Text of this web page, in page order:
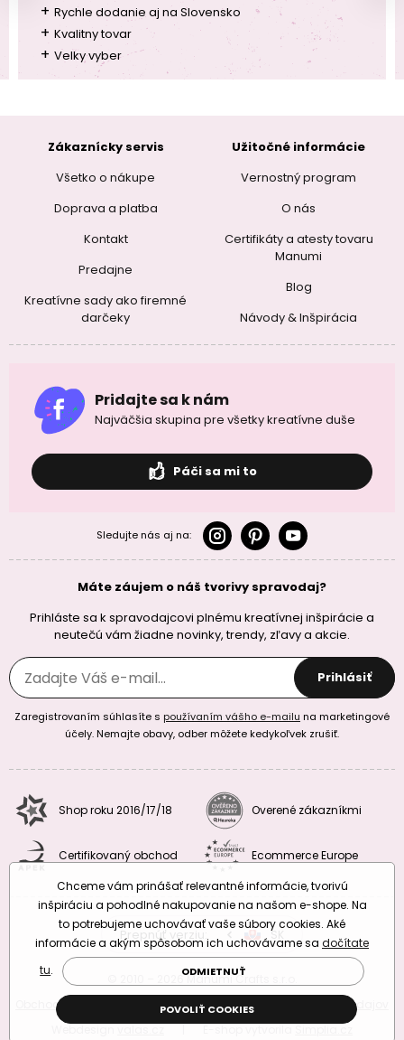
+ Rychle dodanie aj na Slovensko
+ Kvalitny tovar
+ Velky vyber
Zákaznícky servis
Všetko o nákupe
Doprava a platba
Kontakt
Predajne
Kreatívne sady ako firemné
darčeky
Užitočné informácie
Vernostný program
O nás
Certifikáty a atesty tovaru
Manumi
Blog
Návody & Inšpirácia
Pridajte sa k nám
Najväčšia skupina pre všetky kreatívne duše
Páči sa mi to
Sledujte nás aj na:
Máte záujem o náš tvorivy spravodaj?
Prihláste sa k spravodajcovi plnému kreatívnej inšpirácie a
neutečú vám žiadne novinky, trendy, zľavy a akcie.
Prihlásiť
Zaregistrovaním súhlasíte s používaním vášho e-mailu na marketingové
účely. Nemajte obavy, odber môžete kedykoľvek zrušiť.
Shop roku 2016/17/18 Overené zákazníkmi
Certifikovaný obchod Ecommerce Europe
Prepnúť verziu: CZSK
© 2010 – 2026 Manumi Crafts s.r.o.
Obchodné podmienky
Podmienky ochrany osobných údajov
Chceme vám prinášať relevantné informácie, tvorivú
inšpiráciu a pohodlné nakupovanie na našom e-shope. Na
to potrebujeme uchovávať vaše súbory cookies. Aké
informácie a akým spôsobom ich uchovávame sa dočítate
tu. ODMIETNUŤ
POVOLIŤ COOKIES